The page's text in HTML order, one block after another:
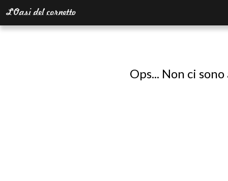
Ops... Non ci